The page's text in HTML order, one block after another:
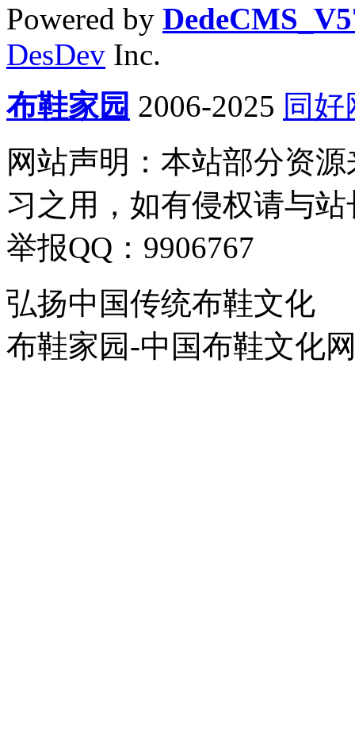
Powered by
DesDev Inc.
布鞋家园 2006-2025 同
网站声明：本站部分资
习之用，如有侵权请与
举报QQ：9906767
弘扬中国传统布鞋文化
布鞋家园-中国布鞋文化